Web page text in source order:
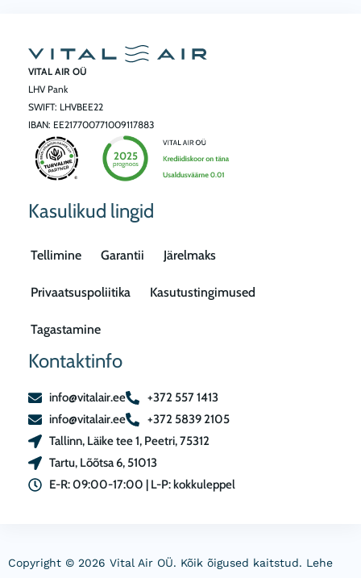
VITAL AIR OÜ
LHV Pank
SWIFT: LHVBEE22
IBAN: EE217700771009117883
Kasulikud lingid
Tellimine Garantii Järelmaks
Privaatsuspoliitika Kasutustingimused
Tagastamine
Kontaktinfo
info@vitalair.ee
+372 557 1413
info@vitalair.ee
+372 5839 2105
Tallinn, Läike tee 1, Peetri, 75312
Tartu, Lõõtsa 6, 51013
E-R: 09:00-17:00 | L-P: kokkuleppel
Copyright © 2026 Vital Air OÜ. Kõik õigused kaitstud. Lehe